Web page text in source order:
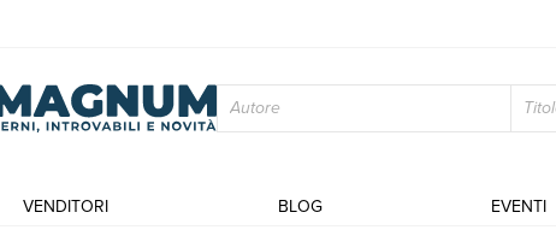
VENDITORI BLOG EVENTI